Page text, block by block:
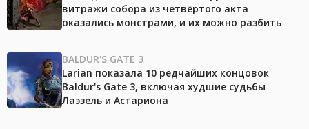
витражи собора из четвёртого акта
оказались монстрами, и их можно разбить
BALDUR'S GATE 3
Larian показала 10 редчайших концовок
Baldur's Gate 3, включая худшие судьбы
Лаэзель и Астариона